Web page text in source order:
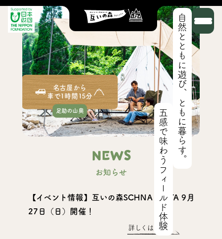
自然とともに遊び、ともに暮らす。
五感で味わうフィールド体験
名古屋から
車で1時間15分
足助の山奥
NEWS
お知らせ
【イベント情報】互いの森SCHNA FESTA 9月
27日（日）開催！
詳しくはこちら